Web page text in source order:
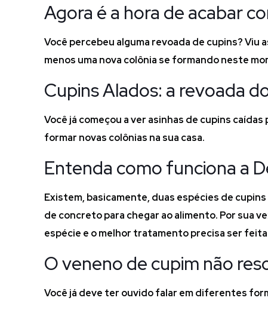
Agora é a hora de acabar
Você percebeu alguma revoada de cupins? Viu
menos uma nova colônia se formando neste
Cupins Alados: a revoada
Você já começou a ver asinhas de cupins
formar novas colônias na sua casa.
Entenda como funciona a
Existem, basicamente, duas espécies de
de concreto para chegar ao alimento. Por sua
espécie e o melhor tratamento precisa ser
O veneno de cupim não
Você já deve ter ouvido falar em diferentes